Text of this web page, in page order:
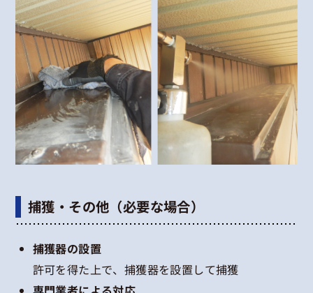
捕獲・その他（必要な場合）
捕獲器の設置
許可を得た上で、捕獲器を設置して捕獲